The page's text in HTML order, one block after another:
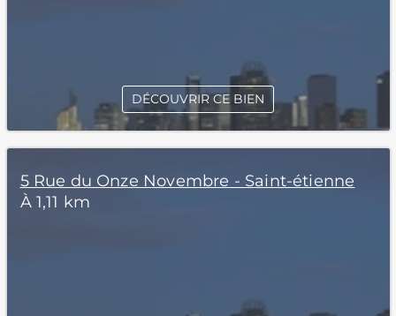
DÉCOUVRIR CE BIEN
5 Rue du Onze Novembre - Saint-étienne
À 1,11 km